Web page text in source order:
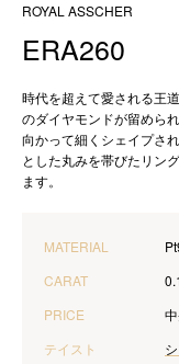
ROYAL ASSCHER
ERA260
時代を超えて愛される王
のダイヤモンドが留めら
向かって細くシェイプさ
とした丸みを帯びたリン
ます。
MATERIAL
CARAT
PRICE
テイスト